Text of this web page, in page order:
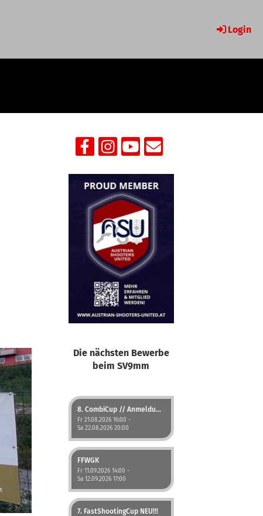
Login
Die nächsten Bewerbe
beim SV9mm
8. CombiCup // Anmeldung jetzt möglich!
Fr 21.08.2026 16:00 -
Sa 22.08.2026 20:00
FFWGK
Fr 11.09.2026 14:00 -
Sa 12.09.2026 17:00
7. FastShootingCup NEU!!!